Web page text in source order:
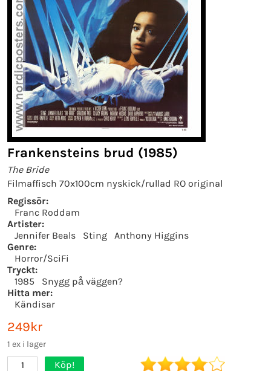
Frankensteins brud (1985)
The Bride
Filmaffisch 70x100cm nyskick/rullad RO original
Regissör:
Franc Roddam
Artister:
Jennifer Beals
Sting
Anthony Higgins
Genre:
Horror/SciFi
Tryckt:
1985
Snygg på väggen?
Hitta mer:
Kändisar
249kr
1 ex i lager
1 Köp!